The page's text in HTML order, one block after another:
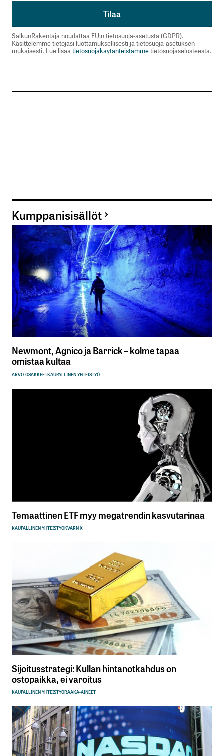
SalkunRakentaja noudattaa EU:n tietosuoja-asetusta (GDPR).
Käsittelemme tietojasi luottamuksellisesti ja tietosuoja-asetuksen
mukaisesti. Lue lisäätietosuojakäytänteistämmetietosuojaselosteesta.
Kumppanisisällöt
Newmont, Agnico ja Barrick – kolme tapaa
omistaa kultaa
ARVO-OSAKKEETKAUPALLINEN YHTEISTYÖ
Temaattinen ETF myy megatrendin kasvutarinaa
KAUPALLINEN YHTEISTYÖKVARN X
Sijoitusstrategi: Kullan hintanotkahdus on
ostopaikka, ei varoitus
KAUPALLINEN YHTEISTYÖRAAKA-AINEET